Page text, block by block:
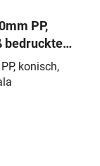
PP,
bedruckte
konisch,